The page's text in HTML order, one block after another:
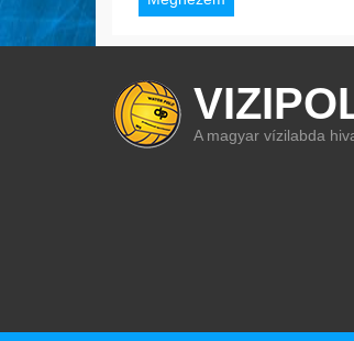
A magyar vízilabda